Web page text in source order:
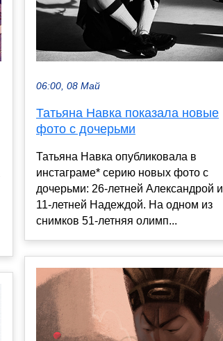
06:00, 08 Май
Татьяна Навка показала новые
фото с дочерьми
Татьяна Навка опубликовала в
инстаграме* серию новых фото с
дочерьми: 26-летней Александрой и
11-летней Надеждой. На одном из
снимков 51-летняя олимп...